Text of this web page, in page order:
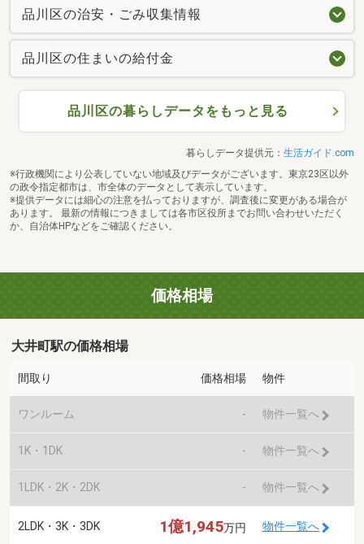
品川区の治安・ごみ収集情報
品川区の住まいの給付金
品川区の暮らしデータをもっと見る
暮らしデータ提供元： 生活ガイド.com
※行政機関により公表していない地域及びデータがございます。東京23区以外
の政令指定都市は、市全体のデータとして表示しています。
※提供データには細心の注意を払っておりますが、調査後に変更がある場合が
あります。 最新の情報につきましては各市区役所までお問い合わせいただく
か、自治体HPなどをご確認ください。
価格相場
大井町駅の価格相場
間取り 価格相場 物件
ワンルーム - 物件一覧へ
1K・1DK - 物件一覧へ
1LDK・2K・2DK - 物件一覧へ
2LDK・3K・3DK 1億1,945万円 物件一覧へ